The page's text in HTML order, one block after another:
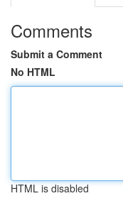
Comments
Submit a Comment
No HTML
HTML is disabled